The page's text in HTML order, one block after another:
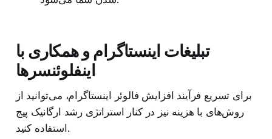
تبلیغات اینستاگرام و همکاری با
اینفلوئنسرها
برای تسریع فرآیند افزایش فالوئر اینستاگرام، می‌توانید از
روش‌های با هزینه نیز در کنار استراتژی رشد ارگانیک پیج
استفاده کنید.